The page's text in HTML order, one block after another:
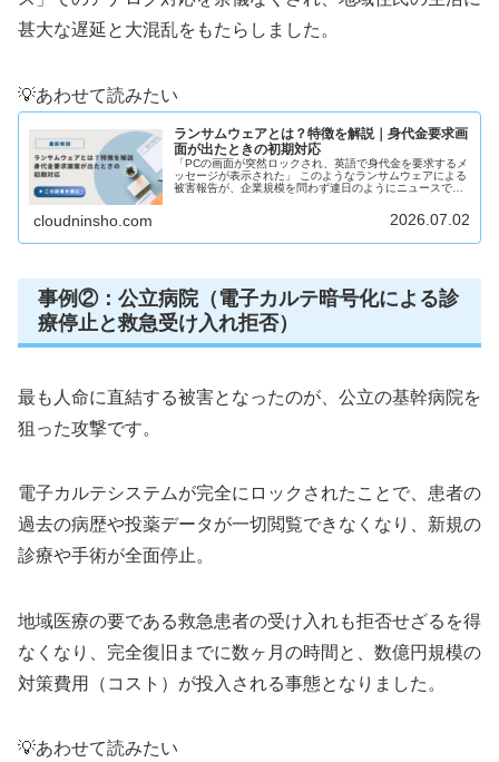
甚大な遅延と大混乱をもたらしました。
💡あわせて読みたい
ランサムウェアとは？特徴を解説｜身代金要求画
面が出たときの初期対応
「PCの画面が突然ロックされ、英語で身代金を要求するメ
ッセージが表示された」 このようなランサムウェアによる
被害報告が、企業規模を問わず連日のようにニュースで報
cloudninsho.com 2026.07.02
事例②：公立病院（電子カルテ暗号化による診
療停止と救急受け入れ拒否）
最も人命に直結する被害となったのが、公立の基幹病院を
狙った攻撃です。
電子カルテシステムが完全にロックされたことで、患者の
過去の病歴や投薬データが一切閲覧できなくなり、新規の
診療や手術が全面停止。
地域医療の要である救急患者の受け入れも拒否せざるを得
なくなり、完全復旧までに数ヶ月の時間と、数億円規模の
対策費用（コスト）が投入される事態となりました。
💡あわせて読みたい